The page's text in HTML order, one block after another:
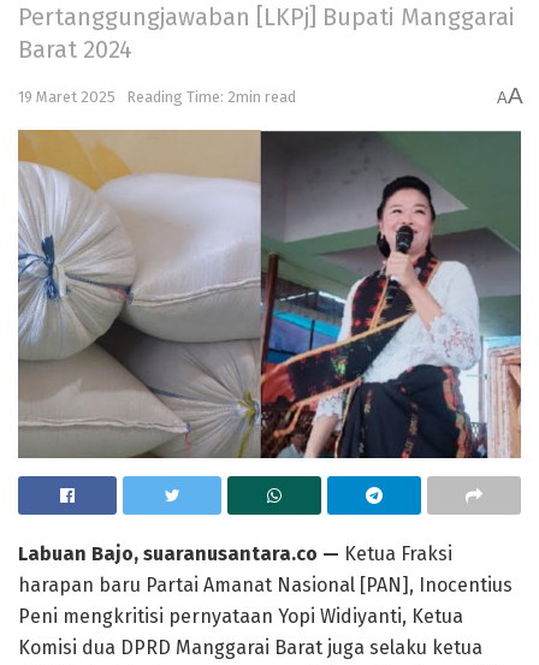
Pertanggungjawaban [LKPj] Bupati Manggarai
Barat 2024
19 Maret 2025 Reading Time: 2min read AA
Labuan Bajo, suaranusantara.co — Ketua Fraksi
harapan baru Partai Amanat Nasional [PAN], Inocentius
Peni mengkritisi pernyataan Yopi Widiyanti, Ketua
Komisi dua DPRD Manggarai Barat juga selaku ketua